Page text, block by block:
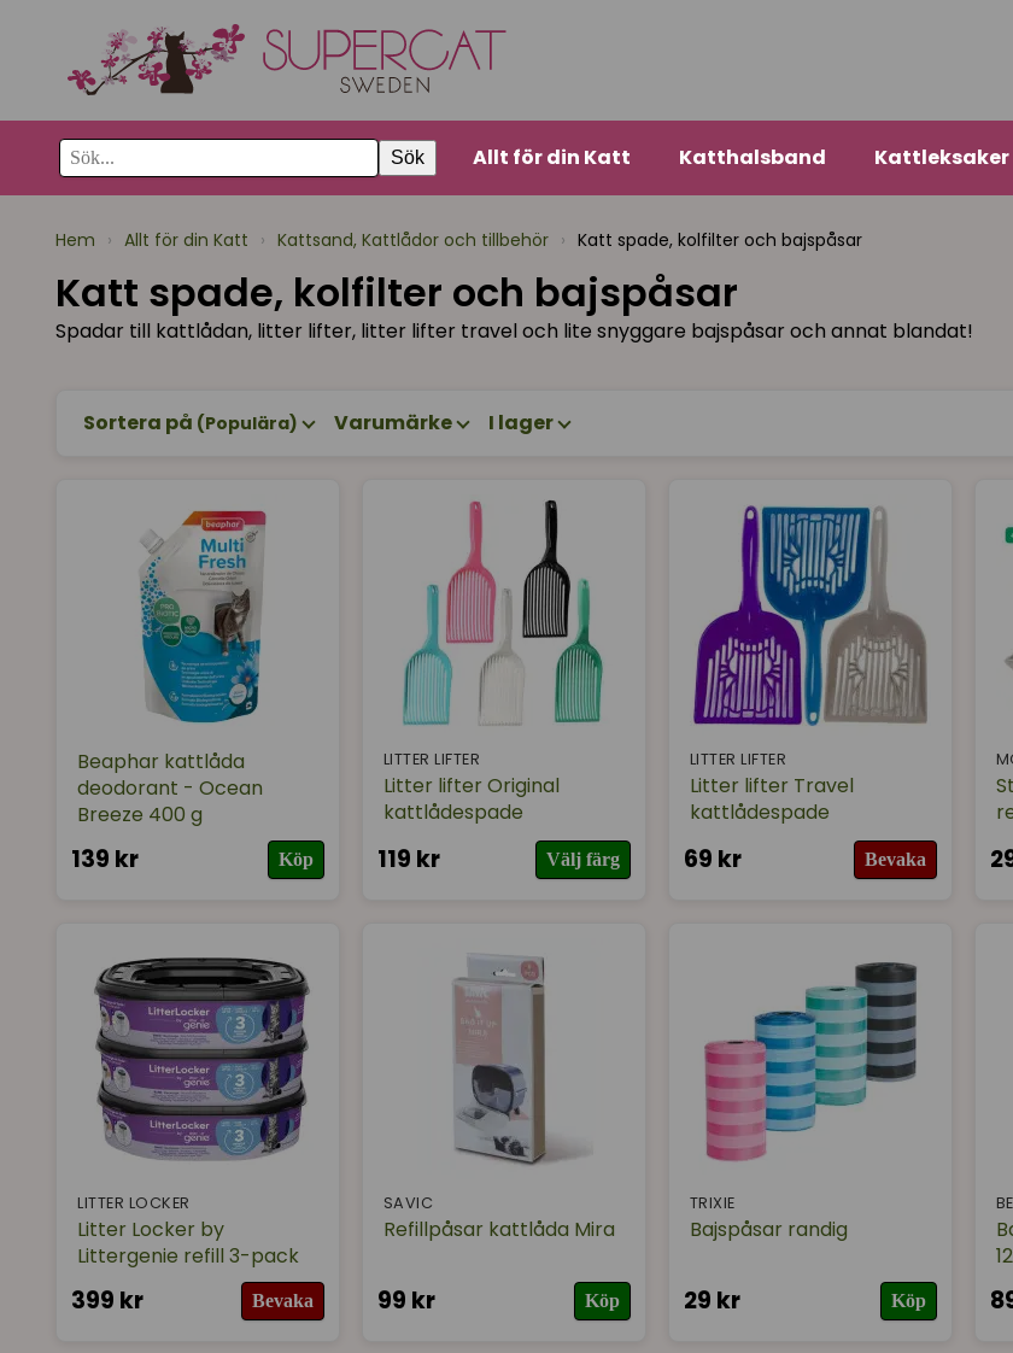
Sök Allt för din Katt Katthalsband Kattleksaker
Hem › Allt för din Katt › Kattsand, Kattlådor och tillbehör › Katt spade, kolfilter och bajspåsar
Katt spade, kolfilter och bajspåsar
Spadar till kattlådan, litter lifter, litter lifter travel och lite snyggare bajspåsar och annat blandat!
Sortera på (Populära) Varumärke I lager
Beaphar kattlåda
deodorant - Ocean
Breeze 400 g
139 kr Köp
LITTER LIFTER
Litter lifter Original
kattlådespade
119 kr Välj färg
LITTER LIFTER
Litter lifter Travel
kattlådespade
69 kr Bevaka
LITTER LOCKER
Litter Locker by
Littergenie refill 3-pack
399 kr Bevaka
SAVIC
Refillpåsar kattlåda Mira
99 kr Köp
TRIXIE
Bajspåsar randig
29 kr Köp